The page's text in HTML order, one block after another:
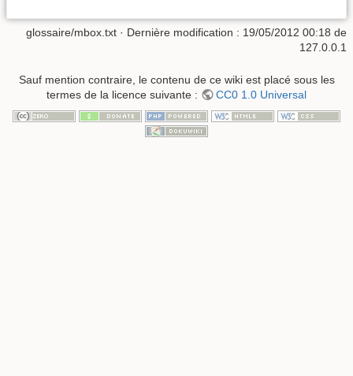
glossaire/mbox.txt · Dernière modification : 19/05/2012 00:18 de
127.0.0.1
Sauf mention contraire, le contenu de ce wiki est placé sous les
termes de la licence suivante :
CC0 1.0 Universal